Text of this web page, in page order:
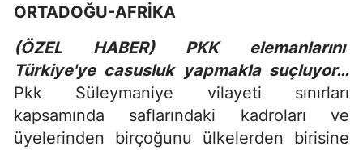
ORTADOĞU-AFRİKA
(ÖZEL HABER) PKK elemanlarını
Türkiye'ye casusluk yapmakla suçluyor…
Pkk Süleymaniye vilayeti sınırları
kapsamında saflarındaki kadroları ve
üyelerinden birçoğunu ülkelerden birisine